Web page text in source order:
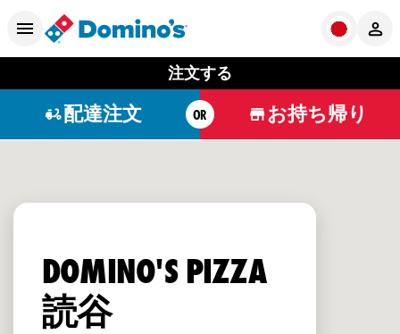
注文する
配達注文 OR お持ち帰り
DOMINO'S PIZZA
読谷